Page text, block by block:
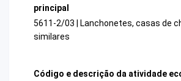
principal
5611-2/03 | Lanchonetes, casas de
similares
Código e descrição da atividade